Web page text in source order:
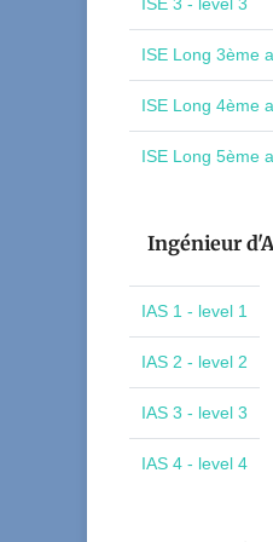
ISE Long 3ème
ISE Long 4ème
ISE Long 5ème
Ingénieur
IAS 1 - level 1
IAS 2 - level 2
IAS 3 - level 3
IAS 4 - level 4